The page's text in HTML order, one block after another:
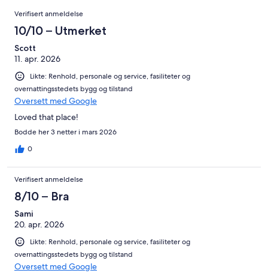
anmeldelser.
1008
anmeldelser.
av
1008
anmeldelser.
Anmeldelser
Verifisert anmeldelse
10/10 – Utmerket
Scott
11. apr. 2026
Likte: Renhold, personale og service, fasiliteter og
overnattingsstedets bygg og tilstand
Oversett med Google
Loved that place!
Bodde her 3 netter i mars 2026
0
Verifisert anmeldelse
8/10 – Bra
Sami
20. apr. 2026
Likte: Renhold, personale og service, fasiliteter og
overnattingsstedets bygg og tilstand
Oversett med Google